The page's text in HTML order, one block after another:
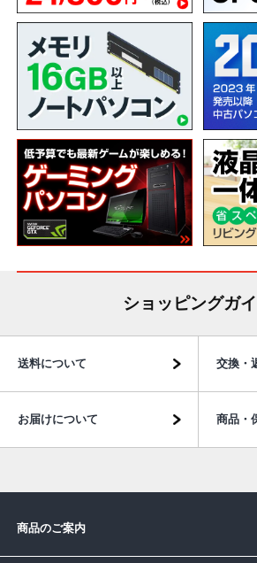
ショッピングガ
送料について 交換・
お届けについて 商品・
商品のご案内